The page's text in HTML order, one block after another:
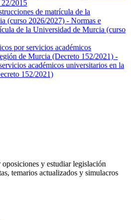
2015
de matrícula de la
(curso 2026/2027) - Normas e
de la Universidad de Murcia (curso
por servicios académicos
de Murcia (Decreto 152/2021) -
académicos universitarios en la
152/2021)
y estudiar legislación
temarios actualizados y simulacros